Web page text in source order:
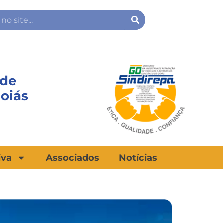
Search
Associados Notícias